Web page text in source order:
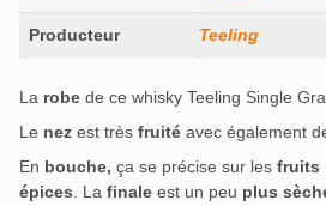
Producteur Teeling
La robe de ce whisky Teeling Single
Le nez est très fruité avec également
En bouche, ça se précise sur les fruits
épices. La finale est un peu plus